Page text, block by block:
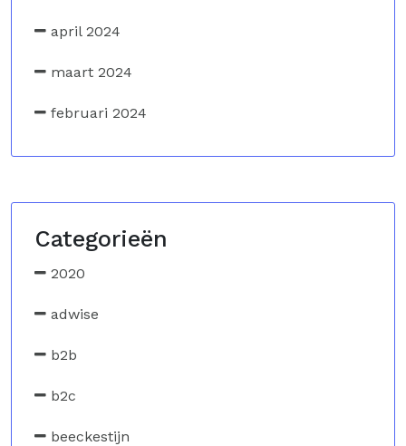
april 2024
maart 2024
februari 2024
Categorieën
2020
adwise
b2b
b2c
beeckestijn